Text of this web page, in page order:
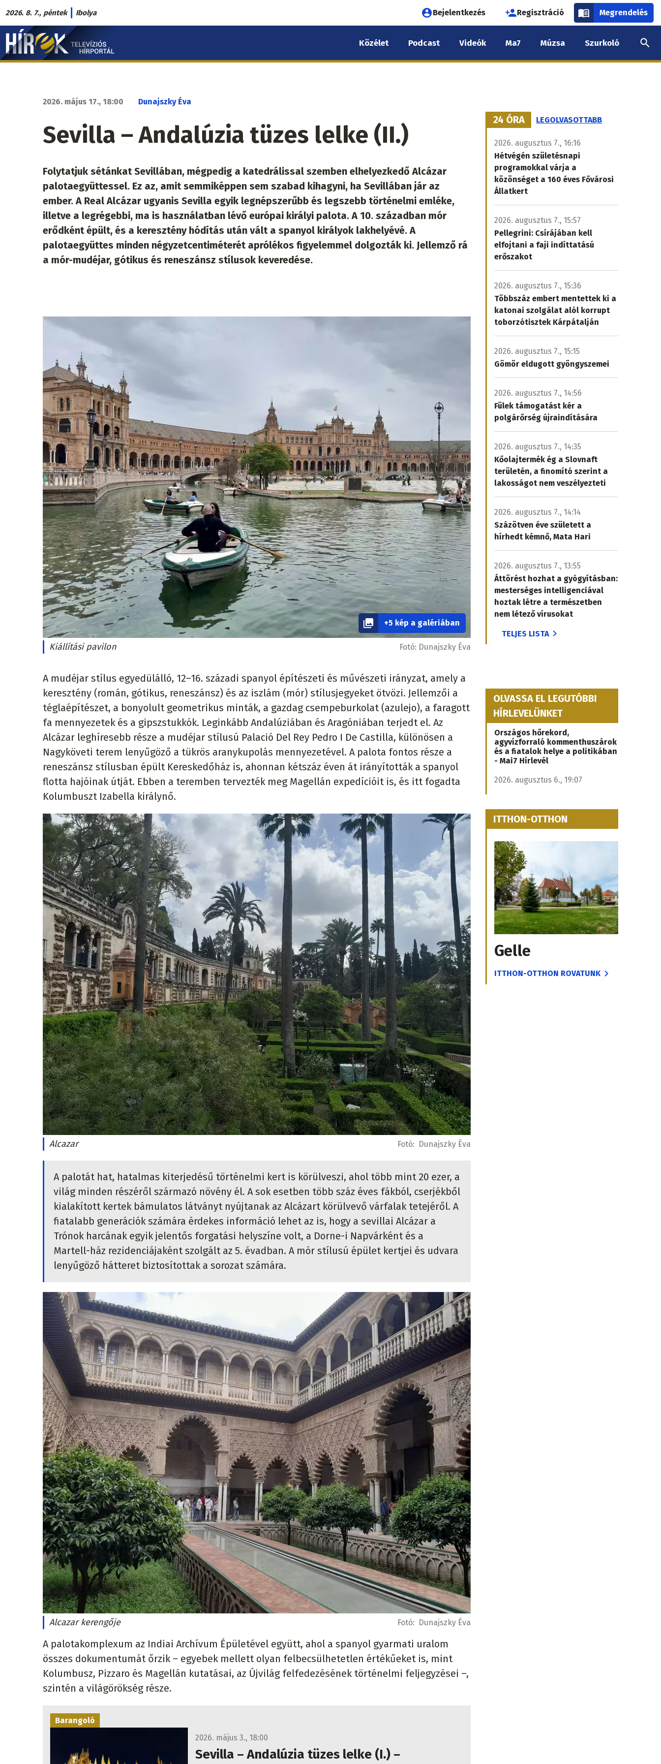
Ugrás
a
tartalomra
2026. 8. 7., péntek Ibolya
Felhasználói
fiók
menüje
Bejelentkezés Regisztráció Megrendelés
Hírek.sk
fő
Közélet Podcast Videók Ma7 Múzsa Szurkoló
2026. május 17., 18:00 Dunajszky Éva
Sevilla – Andalúzia tüzes lelke (II.)
Folytatjuk sétánkat Sevillában, mégpedig a katedrálissal szemben elhelyezkedő Alcázar
palotaegyüttessel. Ez az, amit semmiképpen sem szabad kihagyni, ha Sevillában jár az
ember. A Real Alcázar ugyanis Sevilla egyik legnépszerűbb és legszebb történelmi emléke,
illetve a legrégebbi, ma is használatban lévő európai királyi palota. A 10. században mór
erődként épült, és a keresztény hódítás után vált a spanyol királyok lakhelyévé. A
palotaegyüttes minden négyzetcentiméterét aprólékos figyelemmel dolgozták ki. Jellemző rá
a mór-mudéjar, gótikus és reneszánsz stílusok keveredése.
+5 kép a galériában
Kiállítási pavilon Fotó: Dunajszky Éva
A mudéjar stílus egyedülálló, 12–16. századi spanyol építészeti és művészeti irányzat, amely a
keresztény (román, gótikus, reneszánsz) és az iszlám (mór) stílusjegyeket ötvözi. Jellemzői a
téglaépítészet, a bonyolult geometrikus minták, a gazdag csempeburkolat (azulejo), a faragott
fa mennyezetek és a gipszstukkók. Leginkább Andalúziában és Aragóniában terjedt el. Az
Alcázar leghíresebb része a mudéjar stílusú Palació Del Rey Pedro I De Castilla, különösen a
Nagyköveti terem lenyűgöző a tükrös aranykupolás mennyezetével. A palota fontos része a
reneszánsz stílusban épült Kereskedőház is, ahonnan kétszáz éven át irányították a spanyol
flotta hajóinak útját. Ebben a teremben tervezték meg Magellán expedícióit is, és itt fogadta
Kolumbuszt Izabella királynő.
Alcazar Fotó: Dunajszky Éva
A palotát hat, hatalmas kiterjedésű történelmi kert is körülveszi, ahol több mint 20 ezer, a
világ minden részéről származó növény él. A sok esetben több száz éves fákból, cserjékből
kialakított kertek bámulatos látványt nyújtanak az Alcázart körülvevő várfalak tetejéről. A
fiatalabb generációk számára érdekes információ lehet az is, hogy a sevillai Alcázar a
Trónok harcának egyik jelentős forgatási helyszíne volt, a Dorne-i Napvárként és a
Martell-ház rezidenciájaként szolgált az 5. évadban. A mór stílusú épület kertjei és udvara
lenyűgöző hátteret biztosítottak a sorozat számára.
Alcazar kerengője Fotó: Dunajszky Éva
A palotakomplexum az Indiai Archívum Épületével együtt, ahol a spanyol gyarmati uralom
összes dokumentumát őrzik – egyebek mellett olyan felbecsülhetetlen értékűeket is, mint
Kolumbusz, Pizzaro és Magellán kutatásai, az Újvilág felfedezésének történelmi feljegyzései –,
szintén a világörökség része.
Barangoló
2026. május 3., 18:00
Sevilla – Andalúzia tüzes lelke (I.) –
24 ÓRA LEGOLVASOTTABB
2026. augusztus 7., 16:16
Hétvégén születésnapi
programokkal várja a
közönséget a 160 éves Fővárosi
Állatkert
2026. augusztus 7., 15:57
Pellegrini: Csírájában kell
elfojtani a faji indíttatású
erőszakot
2026. augusztus 7., 15:36
Többszáz embert mentettek ki a
katonai szolgálat alól korrupt
toborzótisztek Kárpátalján
2026. augusztus 7., 15:15
Gömör eldugott gyöngyszemei
2026. augusztus 7., 14:56
Fülek támogatást kér a
polgárőrség újraindítására
2026. augusztus 7., 14:35
Kőolajtermék ég a Slovnaft
területén, a finomító szerint a
lakosságot nem veszélyezteti
2026. augusztus 7., 14:14
Százötven éve született a
hírhedt kémnő, Mata Hari
2026. augusztus 7., 13:55
Áttörést hozhat a gyógyításban:
mesterséges intelligenciával
hoztak létre a természetben
nem létező vírusokat
TELJES LISTA
OLVASSA EL LEGUTÓBBI
HÍRLEVELÜNKET
Országos hőrekord,
agyvízforraló kommenthuszárok
és a fiatalok helye a politikában
- Mai7 Hírlevél
2026. augusztus 6., 19:07
ITTHON-OTTHON
Gelle
ITTHON-OTTHON ROVATUNK